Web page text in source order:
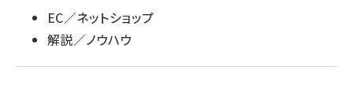
EC／ネットショップ
解説／ノウハウ